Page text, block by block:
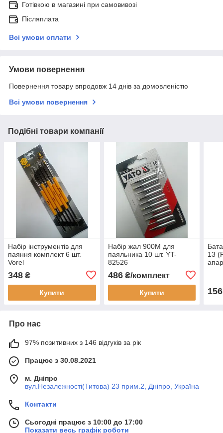
Готівкою в магазині при самовивозі
Післяплата
Всі умови оплати
Умови повернення
Повернення товару впродовж 14 днів за домовленістю
Всі умови повернення
Подібні товари компанії
Набір інструментів для
паяння комплект 6 шт.
Vorel
348 ₴
Купити
Набір жал 900M для
паяльника 10 шт. YT-
82526
486₴/комплект
Купити
13
156
Про нас
97% позитивних з 146 відгуків за рік
Працює з 30.08.2021
м. Дніпро
вул.Незалежності(Титова) 23 прим.2, Дніпро, Україна
Контакти
Сьогодні працює з 10:00 до 17:00
Показати весь графік роботи